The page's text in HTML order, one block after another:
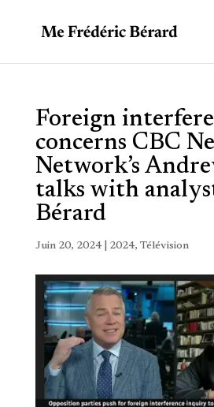
Foreign
concerns CBC
Network’s
talks with
Bérard
Juin 20, 2024| 2024, Télévision